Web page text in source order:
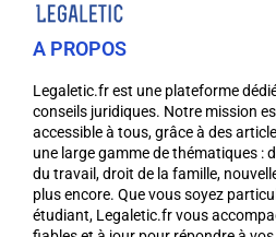
A PROPOS
Legaletic.fr est une plateforme
conseils juridiques. Notre mission
accessible à tous, grâce à des
une large gamme de thématiques :
du travail, droit de la famille,
plus encore. Que vous soyez
étudiant, Legaletic.fr vous